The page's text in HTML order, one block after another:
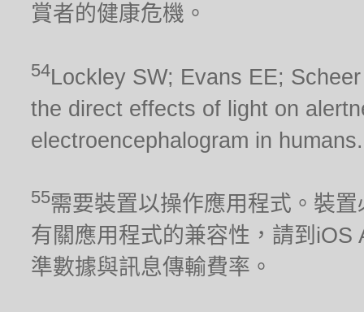
賞者的健康危機。
54Lockley SW; Evans EE;
the direct effects of light on
electroencephalogram in
55需要裝置以操作應用程式。裝
有關應用程式的兼容性，請到
準數據與訊息傳輸費率。